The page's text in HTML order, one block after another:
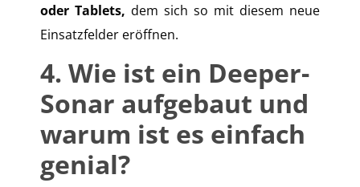
oder Tablets, dem sich so mit diesem neue
Einsatzfelder eröffnen.
4. Wie ist ein Deeper-
Sonar aufgebaut und
warum ist es einfach
genial?